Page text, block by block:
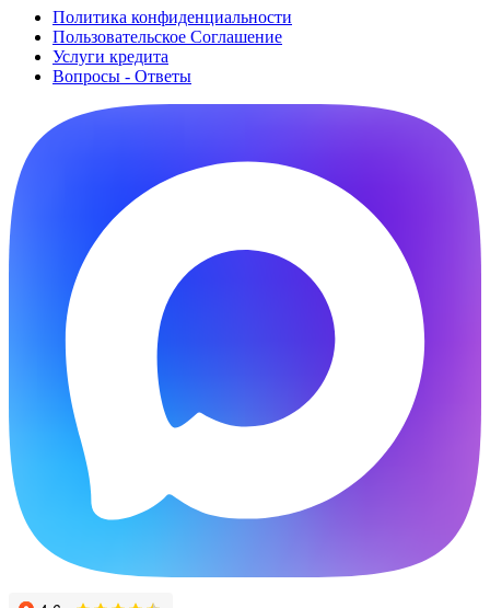
Политика конфиденциальности
Пользовательское Cоглашение
Услуги кредита
Вопросы - Ответы